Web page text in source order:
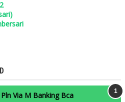
Via M Banking Bca